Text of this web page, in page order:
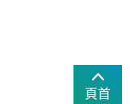
頁首